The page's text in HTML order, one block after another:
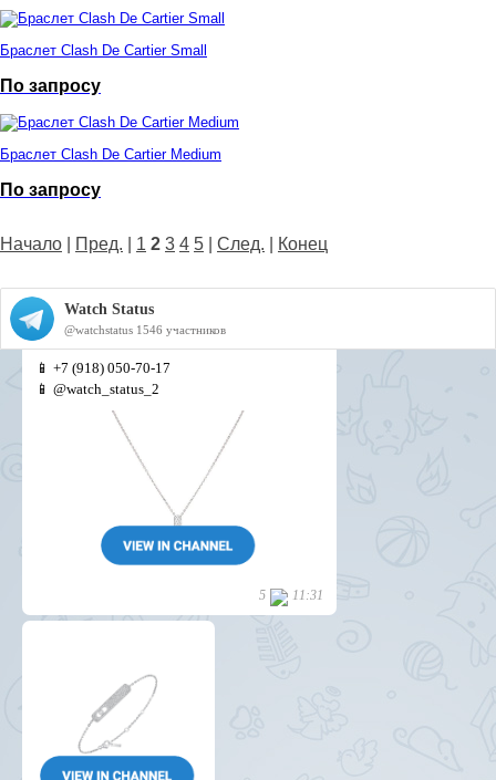
Браслет Clash De Cartier Small
По запросу
Браслет Clash De Cartier Medium
По запросу
Начало Пред. 1 2 3 4 5 След. Конец